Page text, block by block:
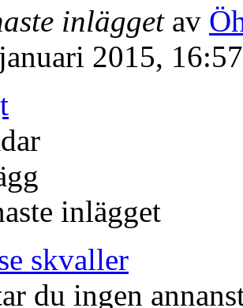
inläggetav
2015, 16:57
inlägget
skvaller
du ingen